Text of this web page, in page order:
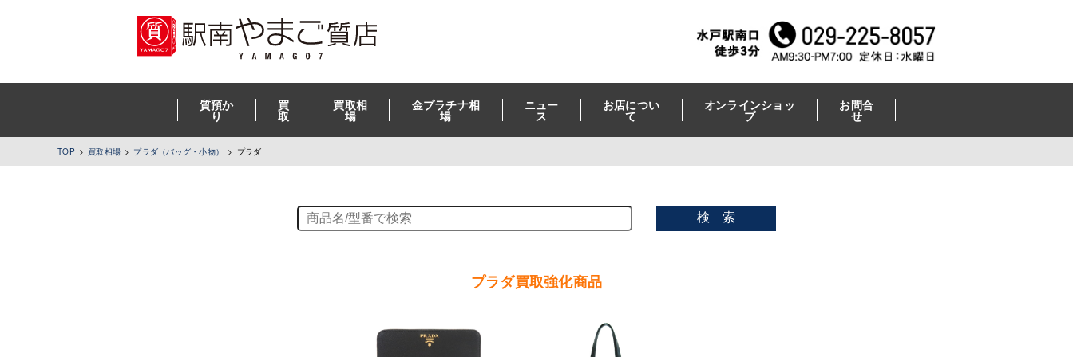
質預か
り
買
取
買取相
場
金プラチナ相
場
ニュー
ス
お店につい
て
オンラインショッ
プ
お問合
せ
TOP 買取相場 プラダ（バッグ・小物） プラダ
検 索
プラダ買取強化商品